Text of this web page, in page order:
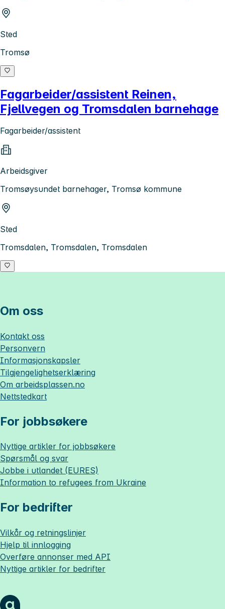
Sted
Tromsø
Fagarbeider/assistent Reinen,
Fjellvegen og Tromsdalen barnehage
Fagarbeider/assistent
Arbeidsgiver
Tromsøysundet barnehager, Tromsø kommune
Sted
Tromsdalen, Tromsdalen, Tromsdalen
Om oss
Kontakt oss
Personvern
Informasjonskapsler
Tilgjengelighetserklæring
Om arbeidsplassen.no
Nettstedkart
For jobbsøkere
Nyttige artikler for jobbsøkere
Spørsmål og svar
Jobbe i utlandet (EURES)
Information to refugees from Ukraine
For bedrifter
Vilkår og retningslinjer
Hjelp til innlogging
Overføre annonser med API
Nyttige artikler for bedrifter